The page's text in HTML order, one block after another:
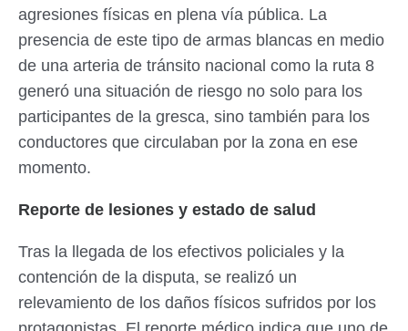
agresiones físicas en plena vía pública. La
presencia de este tipo de armas blancas en medio
de una arteria de tránsito nacional como la ruta 8
generó una situación de riesgo no solo para los
participantes de la gresca, sino también para los
conductores que circulaban por la zona en ese
momento.
Reporte de lesiones y estado de salud
Tras la llegada de los efectivos policiales y la
contención de la disputa, se realizó un
relevamiento de los daños físicos sufridos por los